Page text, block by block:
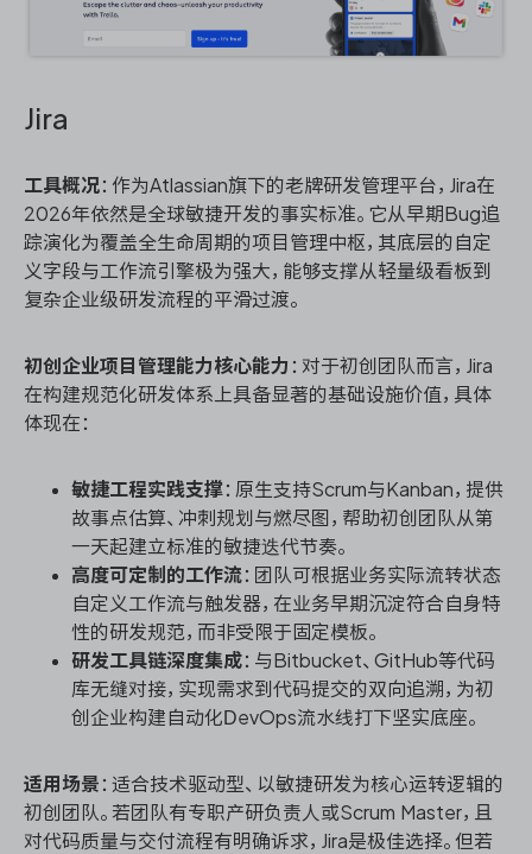
Jira
工具概况：作为Atlassian旗下的老牌研发管理平台，Jira在
2026年依然是全球敏捷开发的事实标准。它从早期Bug追
踪演化为覆盖全生命周期的项目管理中枢，其底层的自定
义字段与工作流引擎极为强大，能够支撑从轻量级看板到
复杂企业级研发流程的平滑过渡。
初创企业项目管理能力核心能力 ：对于初创团队而言，Jira
在构建规范化研发体系上具备显著的基础设施价值，具体
体现在：
敏捷工程实践支撑：原生支持Scrum与Kanban，提供
故事点估算、冲刺规划与燃尽图，帮助初创团队从第
一天起建立标准的敏捷迭代节奏。
高度可定制的工作流 ：团队可根据业务实际流转状态
自定义工作流与触发器，在业务早期沉淀符合自身特
性的研发规范，而非受限于固定模板。
研发工具链深度集成：与Bitbucket、GitHub等代码
库无缝对接，实现需求到代码提交的双向追溯，为初
创企业构建自动化DevOps流水线打下坚实底座。
适用场景 ：适合技术驱动型、以敏捷研发为核心运转逻辑的
初创团队。若团队有专职产研负责人或Scrum Master，且
对代码质量与交付流程有明确诉求，Jira是极佳选择。但若